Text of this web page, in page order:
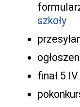
szkoły
finał 5 IV